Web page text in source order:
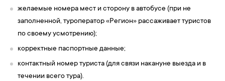
желаемые номера мест и сторону в автобусе (при не
заполненной, туроператор «Регион» рассаживает туристов
по своему усмотрению);
корректные паспортные данные;
контактный номер туриста (для связи накануне выезда и в
течении всего тура).